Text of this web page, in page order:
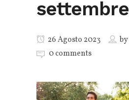
settembre
26 Agosto 2023 by
0 comments